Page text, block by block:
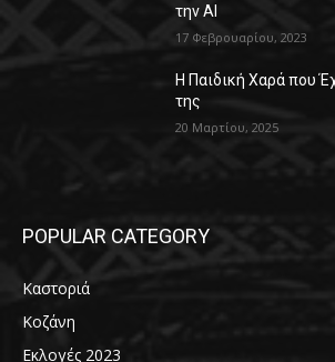
την AI
17 Φεβρουαρίου, 2023
Η Παιδική Χαρά που
της
20 Μαρτίου, 2025
POPULAR CATEGORY
Καστοριά
Κοζάνη
Εκλογές 2023